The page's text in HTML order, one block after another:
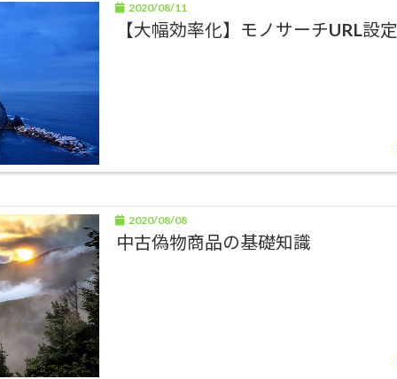
2020/08/11
【大幅効率化】モノサーチURL設定
2020/08/08
中古偽物商品の基礎知識